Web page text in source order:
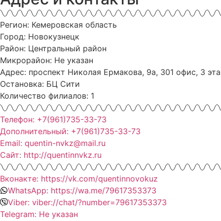
Регион: Кемеровская область
Город: Новокузнецк
Район: Центральный район
Микрорайон: Не указан
Адрес: проспект Николая Ермакова, 9а, 301 офис, 3
Остановка: БЦ Сити
Количество филиалов: 1
Телефон: +7(961)735-33-73
Дополнительный: +7(961)735-33-73
Email: quentin-nvkz@mail.ru
Сайт: http://quentinnvkz.ru
Вконакте: https://vk.com/quentinnovokuz
WhatsApp: https://wa.me/79617353373
Viber: viber://chat/?number=79617353373
Telegram: Не указан